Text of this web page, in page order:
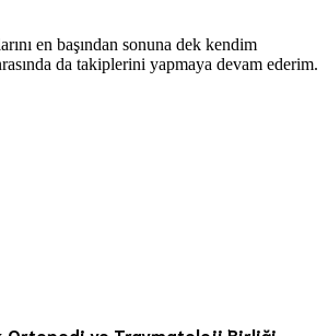
en başından sonuna dek kendim
da takiplerini yapmaya devam ederim.